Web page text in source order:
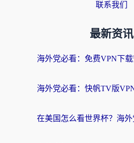
联系我们
最新资讯